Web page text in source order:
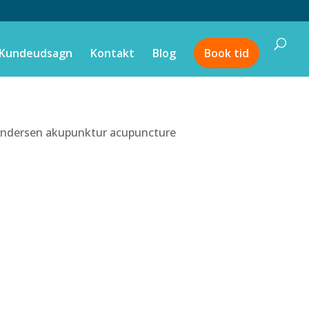
Kundeudsagn Kontakt Blog Book tid